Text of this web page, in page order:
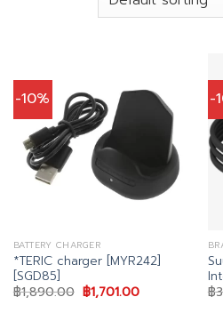
-10%
BATTERY CHARGER
*TERIC charger [MYR242]
[SGD85]
฿1,890.00 Original
price
฿1,701.00Current
-
฿